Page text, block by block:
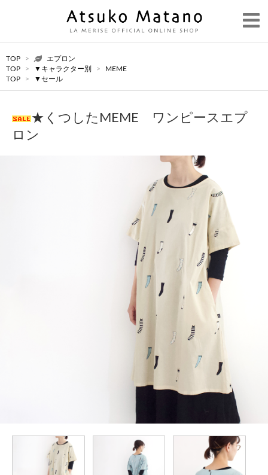
TOP >
エプロン
TOP
> ▼キャラクター別 >
MEME
TOP
> ▼セール
★くつしたMEME ワンピースエプ
ロン